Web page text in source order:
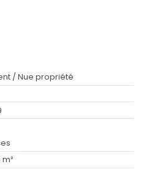
/ Nue propriété